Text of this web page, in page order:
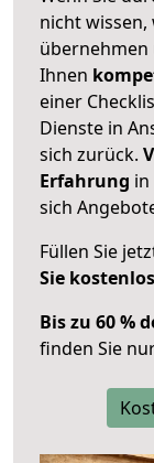
nicht wissen,
übernehmen
Ihnen
einer
Dienste in
sich zurück.
Erfahrung in
sich
Füllen Sie
Sie
Bis zu 60 %
finden Sie